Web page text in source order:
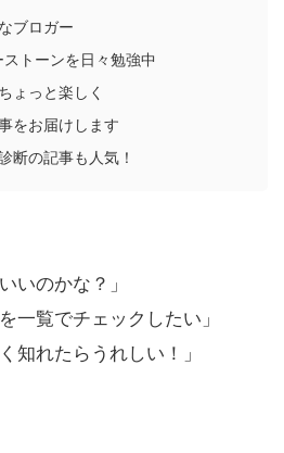
ブロガー
ストーンを日々勉強中
ょっと楽しく
をお届けします
断の記事も人気！
いのかな？」
一覧でチェックしたい」
知れたらうれしい！」